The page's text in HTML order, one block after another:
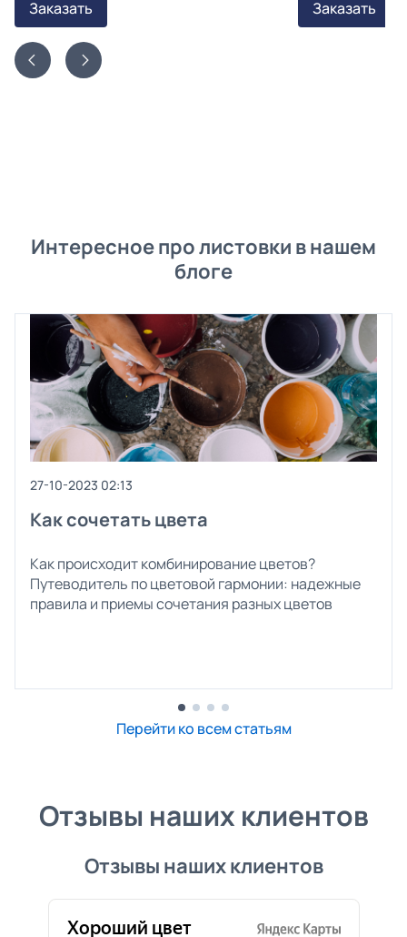
Заказать Заказать
Интересное про листовки в нашем
блоге
27-10-2023 02:13
Как сочетать цвета
Как происходит комбинирование цветов?
Путеводитель по цветовой гармонии: надежные
правила и приемы сочетания разных цветов
Перейти ко всем статьям
Отзывы наших клиентов
Отзывы наших клиентов